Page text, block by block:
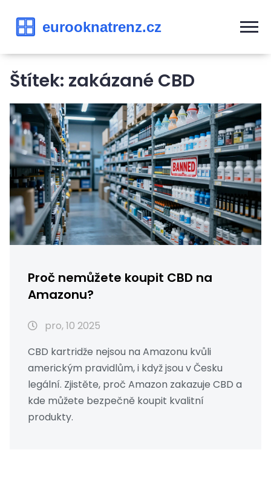
Štítek: zakázané CBD
Proč nemůžete koupit CBD na
Amazonu?
pro, 10 2025
CBD kartridže nejsou na Amazonu kvůli
americkým pravidlům, i když jsou v Česku
legální. Zjistěte, proč Amazon zakazuje CBD a
kde můžete bezpečně koupit kvalitní
produkty.